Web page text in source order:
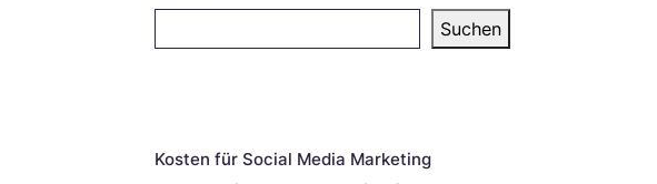
Suchen
Kosten für Social Media Marketing